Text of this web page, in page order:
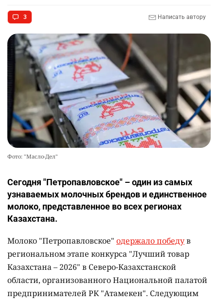
3 Написать автору
Фото: "Масло-Дел"
Сегодня "Петропавловское" – один из самых
узнаваемых молочных брендов и единственное
молоко, представленное во всех регионах
Казахстана.
Молоко "Петропавловское" одержало победув
региональном этапе конкурса "Лучший товар
Казахстана – 2026" в Северо-Казахстанской
области, организованного Национальной палатой
предпринимателей РК "Атамекен". Следующим